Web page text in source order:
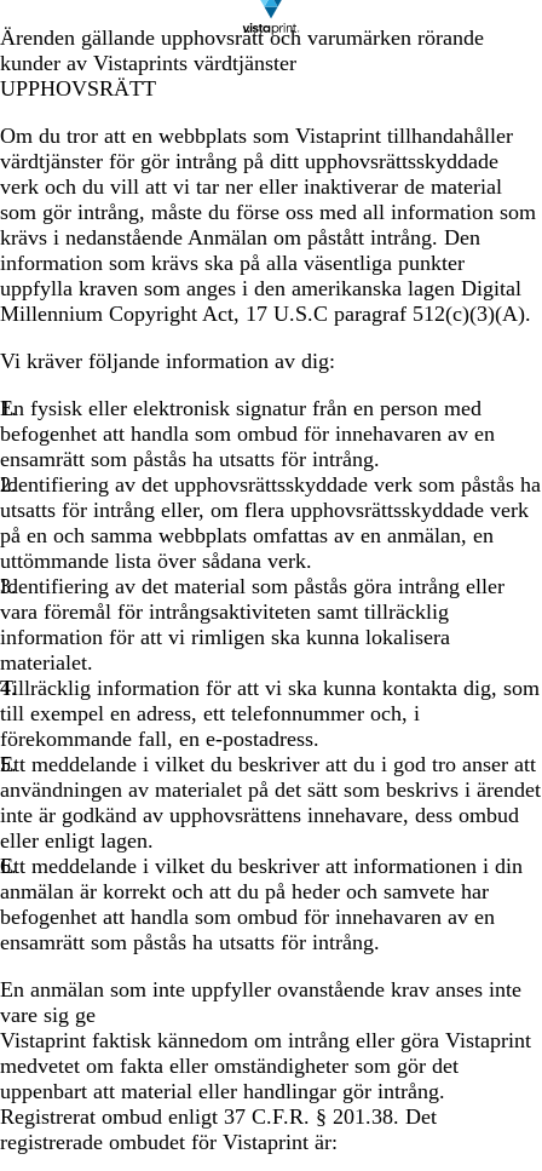
Ärenden gällande upphovsrätt och varumärken rörande
kunder av Vistaprints värdtjänster
UPPHOVSRÄTT
Om du tror att en webbplats som Vistaprint tillhandahåller
värdtjänster för gör intrång på ditt upphovsrättsskyddade
verk och du vill att vi tar ner eller inaktiverar de material
som gör intrång, måste du förse oss med all information som
krävs i nedanstående Anmälan om påstått intrång. Den
information som krävs ska på alla väsentliga punkter
uppfylla kraven som anges i den amerikanska lagen Digital
Millennium Copyright Act, 17 U.S.C paragraf 512(c)(3)(A).
Vi kräver följande information av dig:
En fysisk eller elektronisk signatur från en person med
befogenhet att handla som ombud för innehavaren av en
ensamrätt som påstås ha utsatts för intrång.
Identifiering av det upphovsrättsskyddade verk som påstås ha
utsatts för intrång eller, om flera upphovsrättsskyddade verk
på en och samma webbplats omfattas av en anmälan, en
uttömmande lista över sådana verk.
Identifiering av det material som påstås göra intrång eller
vara föremål för intrångsaktiviteten samt tillräcklig
information för att vi rimligen ska kunna lokalisera
materialet.
Tillräcklig information för att vi ska kunna kontakta dig, som
till exempel en adress, ett telefonnummer och, i
förekommande fall, en e-postadress.
Ett meddelande i vilket du beskriver att du i god tro anser att
användningen av materialet på det sätt som beskrivs i ärendet
inte är godkänd av upphovsrättens innehavare, dess ombud
eller enligt lagen.
Ett meddelande i vilket du beskriver att informationen i din
anmälan är korrekt och att du på heder och samvete har
befogenhet att handla som ombud för innehavaren av en
ensamrätt som påstås ha utsatts för intrång.
En anmälan som inte uppfyller ovanstående krav anses inte
vare sig ge
Vistaprint faktisk kännedom om intrång eller göra Vistaprint
medvetet om fakta eller omständigheter som gör det
uppenbart att material eller handlingar gör intrång.
Registrerat ombud enligt 37 C.F.R. § 201.38. Det
registrerade ombudet för Vistaprint är: